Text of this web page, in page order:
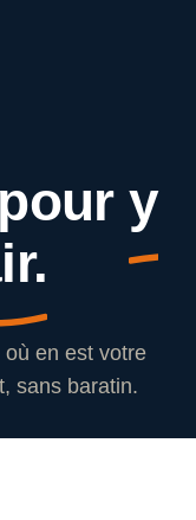
y
en est votre
sans baratin.